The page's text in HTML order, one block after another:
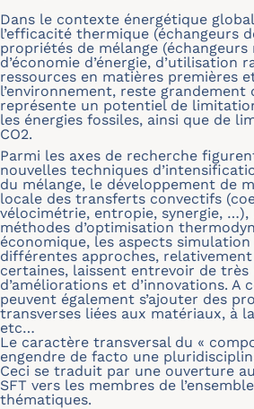
Dans le contexte énergétique
l’efficacité thermique (échangeurs
propriétés de mélange
d’économie d’énergie, d’utilisation
ressources en matières premières
l’environnement, reste grandement
représente un potentiel de
les énergies fossiles, ainsi que de
CO2.
Parmi les axes de recherche
nouvelles techniques
du mélange, le développement de
locale des transferts convectifs
vélocimétrie, entropie, synergie, …),
méthodes d’optimisation
économique, les aspects simulation
différentes approches,
certaines, laissent entrevoir de très
d’améliorations et d’innovations. A
peuvent également s’ajouter des
transverses liées aux matériaux, à
etc…
Le caractère transversal du «
engendre de facto une
Ceci se traduit par une ouverture
SFT vers les membres de
thématiques.